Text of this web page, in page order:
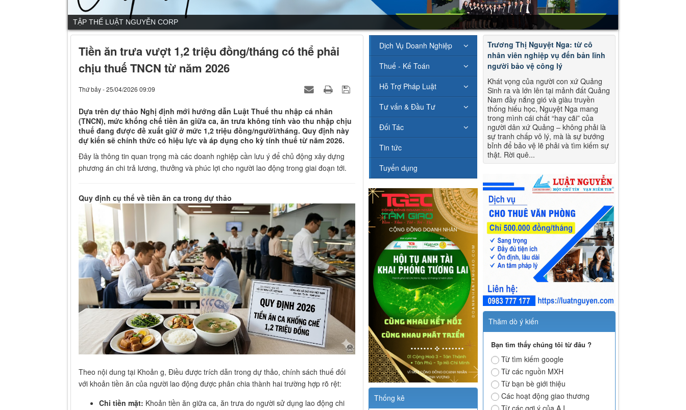
TẬP THỂ LUẬT NGUYỄN CORP
Tiền ăn trưa vượt 1,2 triệu đồng/tháng có thể phải
chịu thuế TNCN từ năm 2026
Thứ bảy - 25/04/2026 09:09
Dựa trên dự thảo Nghị định mới hướng dẫn Luật Thuế thu nhập cá nhân
(TNCN), mức khống chế tiền ăn giữa ca, ăn trưa không tính vào thu nhập chịu
thuế đang được đề xuất giữ ở mức 1,2 triệu đồng/người/tháng. Quy định này
dự kiến sẽ chính thức có hiệu lực và áp dụng cho kỳ tính thuế từ năm 2026.
Đây là thông tin quan trọng mà các doanh nghiệp cần lưu ý để chủ động xây dựng
phương án chi trả lương, thưởng và phúc lợi cho người lao động trong giai đoạn tới.
Quy định cụ thể về tiền ăn ca trong dự thảo
Theo nội dung tại Khoản g, Điều được trích dẫn trong dự thảo, chính sách thuế đối
với khoản tiền ăn của người lao động được phân chia thành hai trường hợp rõ rệt:
Chi tiền mặt: Khoản tiền ăn giữa ca, ăn trưa do người sử dụng lao động chi
Trương Thị Nguyệt Nga: từ cô
nhân viên nghiệp vụ đến bản lĩnh
người bảo vệ công lý
Khát vọng của người con xứ Quảng
Sinh ra và lớn lên tại mảnh đất Quảng
Nam đầy nắng gió và giàu truyền
thống hiếu học, Nguyệt Nga mang
trong mình cái chất “hay cãi” của
người dân xứ Quảng – không phải là
sự tranh chấp vô lý, mà là sự bướng
bỉnh để bảo vệ lẽ phải và tìm kiếm sự
thật. Rời quê...
Thăm dò ý kiến
Bạn tìm thấy chúng tôi từ đâu ?
Từ tìm kiếm google
Từ các nguồn MXH
Từ bạn bè giới thiệu
Các hoạt động giao thương
Dịch Vụ Doanh Nghiệp
Thuế - Kế Toán
Hỗ Trợ Pháp Luật
Tư vấn & Đầu Tư
Đối Tác
Tin tức
Tuyển dụng
Thống kê